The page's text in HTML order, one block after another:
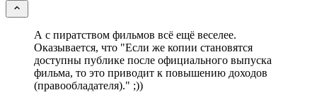
А с пиратством фильмов всё ещё веселее.
Оказывается, что "Если же копии становятся
доступны публике после официального выпуска
фильма, то это приводит к повышению доходов
(правообладателя)." ;))